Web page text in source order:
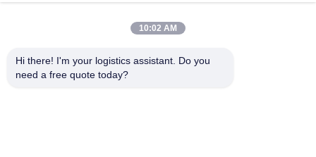
Γρήγοροι
Επικοινωνήστε μαζί μας
10:02 AM
Hi there! I'm your logistics assistant. Do you
need a free quote today?